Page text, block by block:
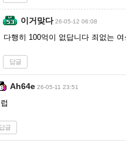
이거맞다 26-05-12 06:08
다행히 100억이 없답니다 죄없는
답글
Ah64e 26-05-11 23:51
답글